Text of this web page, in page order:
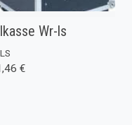
Wr-ls
€